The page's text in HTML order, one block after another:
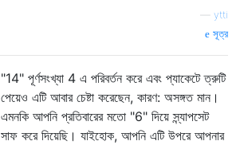
ytti
সূত্র
"14" পূর্ণসংখ্যা 4 এ পরিবর্তন করে এবং প্যাকেটে ত্রুটি
পেয়েও এটি আবার চেষ্টা করেছেন, কারণ: অসঙ্গত মান।
এমনকি আপনি প্রতিবারের মতো "6" দিয়ে স্ন্যাপসেট
সাফ করে দিয়েছি। যাইহোক, আপনি এটি উপরে আপনার